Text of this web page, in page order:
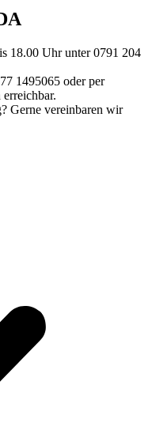
18.00 Uhr unter 0791 204
1495065 oder per
Gerne vereinbaren wir